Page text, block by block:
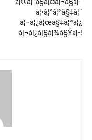
à¦®à¦¨à§à¦¤à¦¬à§à¦¯
à¦•à¦°à¦²à§‡à¦¨
à¦¬à¦¿à¦œà§‡à¦ªà¦¿
à¦¬à¦¿à¦§à¦¾à§Ÿà¦•!